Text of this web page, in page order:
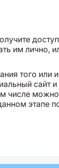
им лично,
того или
сайт и
числе
этапе